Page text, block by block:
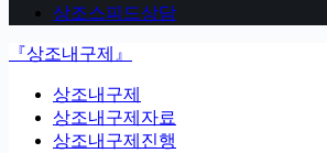
상조스피드상담
『상조내구제』
상조내구제
상조내구제자료
상조내구제진행